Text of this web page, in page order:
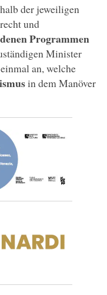
der jeweiligen
und
Programmen
Minister
an, welche
in dem Manöver